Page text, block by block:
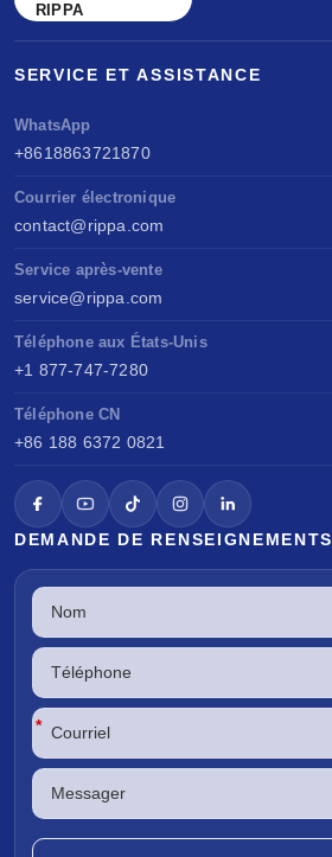
RIPPA
SERVICE ET ASSISTANCE
WhatsApp
+8618863721870
Courrier électronique
contact@rippa.com
Service après-vente
service@rippa.com
Téléphone aux États-Unis
+1 877-747-7280
Téléphone CN
+86 188 6372 0821
DEMANDE DE RENSEIGNEMENTS
*